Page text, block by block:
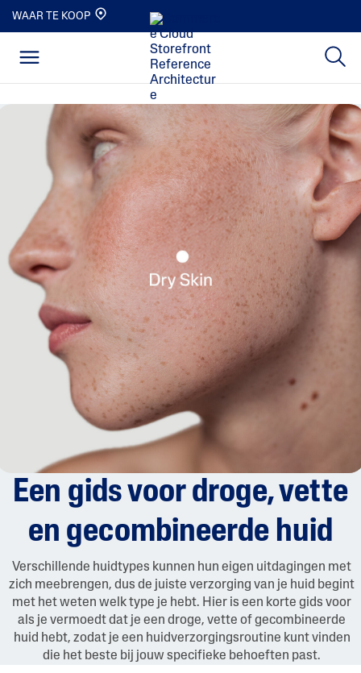
WAAR TE KOOP
Een gids voor droge, vette
en gecombineerde huid
Verschillende huidtypes kunnen hun eigen uitdagingen met
zich meebrengen, dus de juiste verzorging van je huid begint
met het weten welk type je hebt. Hier is een korte gids voor
als je vermoedt dat je een droge, vette of gecombineerde
huid hebt, zodat je een huidverzorgingsroutine kunt vinden
die het beste bij jouw specifieke behoeften past.